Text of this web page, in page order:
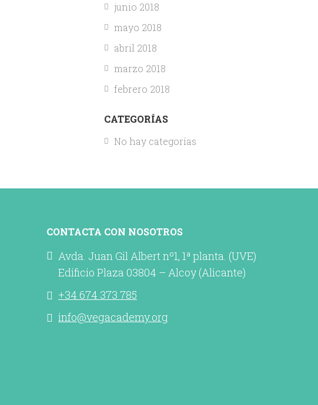
junio 2018
mayo 2018
abril 2018
marzo 2018
febrero 2018
CATEGORÍAS
No hay categorías
CONTACTA CON NOSOTROS
Avda. Juan Gil Albert nº1, 1ª planta. (UVE)
Edificio Plaza 03804 – Alcoy (Alicante)
+34 674 373 785
info@vegacademy.org